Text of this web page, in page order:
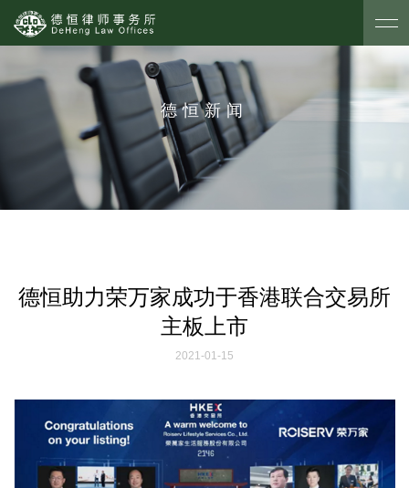
德恒新闻
德恒助力荣万家成功于香港联合交易所
主板上市
2021-01-15